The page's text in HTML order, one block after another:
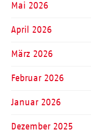
Mai 2026
April 2026
März 2026
Februar 2026
Januar 2026
Dezember 2025